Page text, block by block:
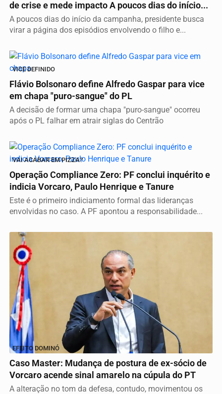
de crise e mede impacto A poucos dias do início...
A poucos dias do início da campanha, presidente busca
virar a página dos episódios envolvendo o filho e...
VICE DEFINIDO
Flávio Bolsonaro define Alfredo Gaspar para vice
em chapa "puro-sangue" do PL
A decisão de formar uma chapa "puro-sangue" ocorreu
após o PL falhar em atrair siglas do Centrão
VAI ACABAR EM PIZZA?
Operação Compliance Zero: PF conclui inquérito e
indicia Vorcaro, Paulo Henrique e Tanure
Este é o primeiro indiciamento formal das lideranças
envolvidas no caso. A PF apontou a responsabilidade...
EFEITO DOMINÓ
Caso Master: Mudança de postura de ex-sócio de
Vorcaro acende sinal amarelo na cúpula do PT
A alteração no tom da defesa, contudo, movimentou os